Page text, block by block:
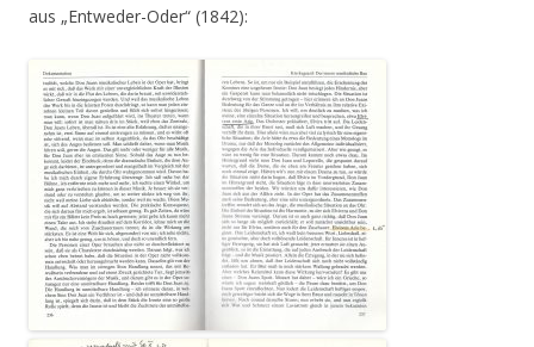
aus „Entweder-Oder“ (1842):